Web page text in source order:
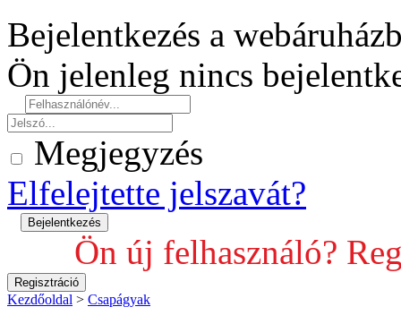
Bejelentkezés a
Ön jelenleg nincs
Megjegyzés
Elfelejtette jelszavát?
Ön új felhasználó?
Kezdőoldal > Csapágyak